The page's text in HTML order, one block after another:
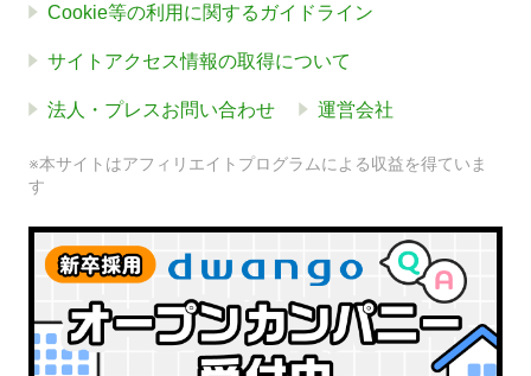
Cookie等の利用に関するガイドライン
サイトアクセス情報の取得について
法人・プレスお問い合わせ 運営会社
※本サイトはアフィリエイトプログラムによる収益を得ていま
す